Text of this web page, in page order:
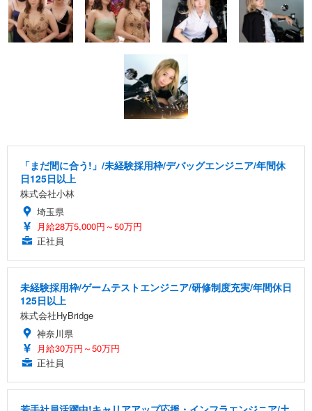
「まだ間に合う!」/未経験採用枠/デバッグエンジニア/年間休
日125日以上
株式会社小林
埼玉県
月給28万5,000円～50万円
正社員
未経験採用枠/ゲームテストエンジニア/研修制度充実/年間休日
125日以上
株式会社HyBridge
神奈川県
月給30万円～50万円
正社員